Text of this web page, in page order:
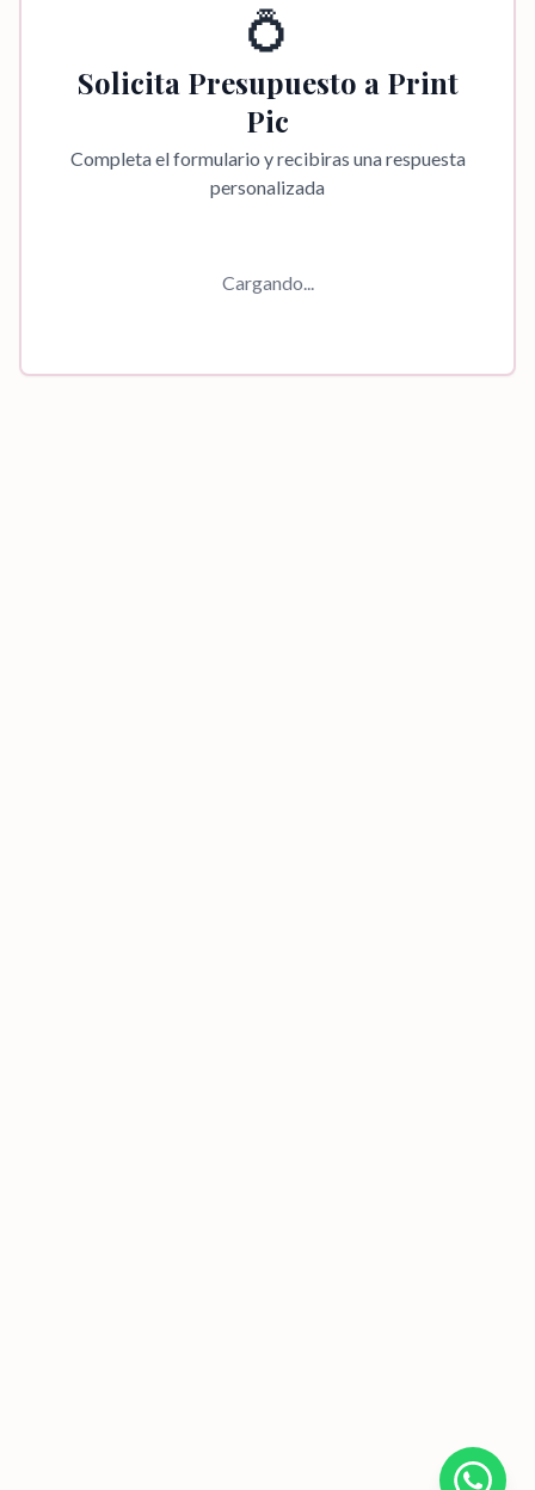
💍
Solicita Presupuesto a Print
Pic
Completa el formulario y recibiras una respuesta
personalizada
Cargando...